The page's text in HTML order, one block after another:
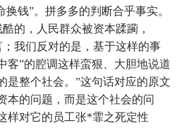
换钱”。拼多多的判断合乎事实。
的，人民群众被资本蹂躏，
；我们反对的是，基于这样的事
客”的腔调这样蛮狠、大胆地说道
是整个社会。”这句话对应的原文
本的问题，而是这个社会的问
样对它的员工张*霏之死定性